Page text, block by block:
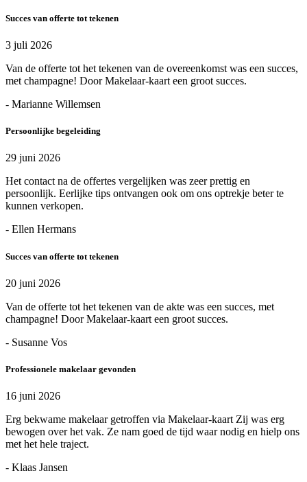
Succes van offerte tot tekenen
3 juli 2026
Van de offerte tot het tekenen van de overeenkomst was een succes,
met champagne! Door Makelaar-kaart een groot succes.
- Marianne Willemsen
Persoonlijke begeleiding
29 juni 2026
Het contact na de offertes vergelijken was zeer prettig en
persoonlijk. Eerlijke tips ontvangen ook om ons optrekje beter te
kunnen verkopen.
- Ellen Hermans
Succes van offerte tot tekenen
20 juni 2026
Van de offerte tot het tekenen van de akte was een succes, met
champagne! Door Makelaar-kaart een groot succes.
- Susanne Vos
Professionele makelaar gevonden
16 juni 2026
Erg bekwame makelaar getroffen via Makelaar-kaart Zij was erg
bewogen over het vak. Ze nam goed de tijd waar nodig en hielp ons
met het hele traject.
- Klaas Jansen